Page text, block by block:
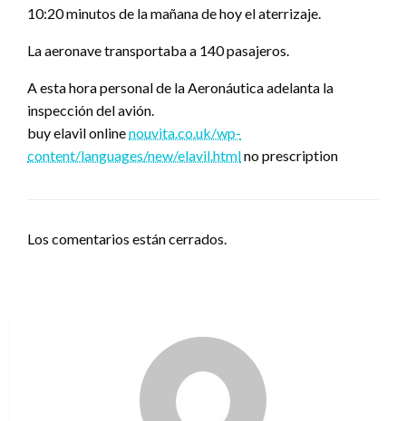
10:20 minutos de la mañana de hoy el aterrizaje.
La aeronave transportaba a 140 pasajeros.
A esta hora personal de la Aeronáutica adelanta la
inspección del avión.
buy elavil onlinenouvita.co.uk/wp-
content/languages/new/elavil.htmlno prescription
Los comentarios están cerrados.